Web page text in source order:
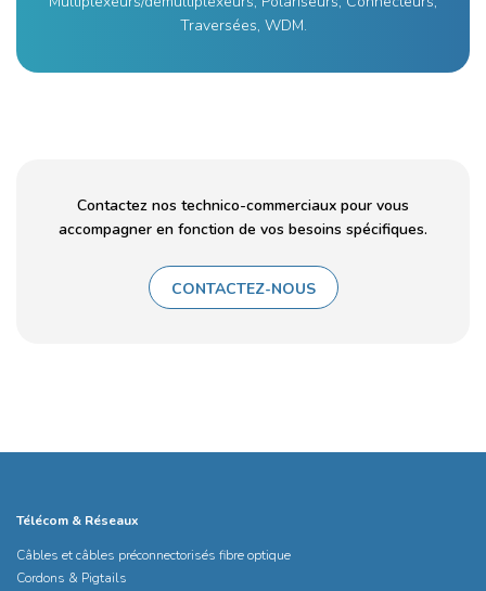
Traversées, WDM.
Contactez nos technico-commerciaux pour vous
accompagner en fonction de vos besoins spécifiques.
CONTACTEZ-NOUS
Télécom & Réseaux
Câbles et câbles préconnectorisés fibre optique
Cordons & Pigtails